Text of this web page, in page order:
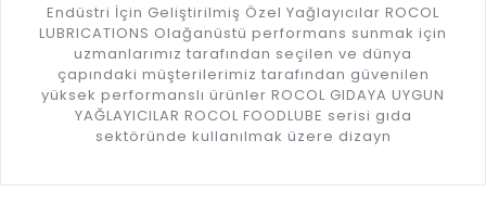
Endüstri İçin Geliştirilmiş Özel Yağlayıcılar ROCOL
LUBRICATIONS Olağanüstü performans sunmak için
uzmanlarımız tarafından seçilen ve dünya
çapındaki müşterilerimiz tarafından güvenilen
yüksek performanslı ürünler ROCOL GIDAYA UYGUN
YAĞLAYICILAR ROCOL FOODLUBE serisi gıda
sektöründe kullanılmak üzere dizayn